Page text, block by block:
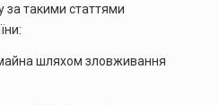
за такими статтями
шляхом зловживання